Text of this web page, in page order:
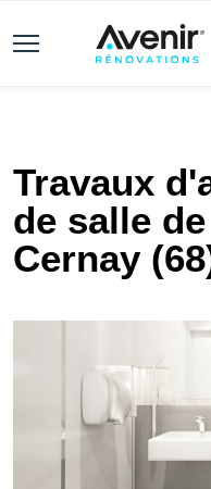
Travaux
de salle
Cernay